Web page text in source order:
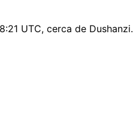
UTC, cerca de Dushanzi.